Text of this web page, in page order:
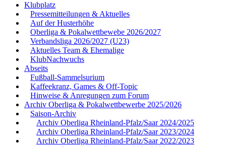
Klubplatz
Pressemitteilungen & Aktuelles
Auf der Husterhöhe
Oberliga & Pokalwettbewebe 2026/2027
Verbandsliga 2026/2027 (U23)
Aktuelles Team & Ehemalige
KlubNachwuchs
Abseits
Fußball-Sammelsurium
Kaffeekranz, Games & Off-Topic
Hinweise & Anregungen zum Forum
Archiv Oberliga & Pokalwettbewerbe 2025/2026
Saison-Archiv
Archiv Oberliga Rheinland-Pfalz/Saar 2024/2025
Archiv Oberliga Rheinland-Pfalz/Saar 2023/2024
Archiv Oberliga Rheinland-Pfalz/Saar 2022/2023